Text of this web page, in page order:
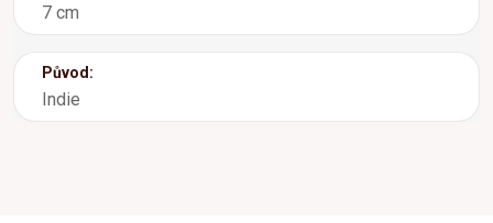
7 cm
Původ:
Indie